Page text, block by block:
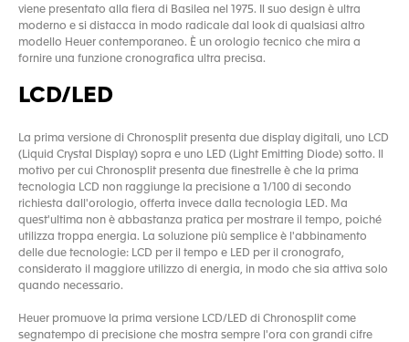
viene presentato alla fiera di Basilea nel 1975. Il suo design è ultra
moderno e si distacca in modo radicale dal look di qualsiasi altro
modello Heuer contemporaneo. È un orologio tecnico che mira a
fornire una funzione cronografica ultra precisa.
LCD/LED
La prima versione di Chronosplit presenta due display digitali, uno LCD
(Liquid Crystal Display) sopra e uno LED (Light Emitting Diode) sotto. Il
motivo per cui Chronosplit presenta due finestrelle è che la prima
tecnologia LCD non raggiunge la precisione a 1/100 di secondo
richiesta dall'orologio, offerta invece dalla tecnologia LED. Ma
quest'ultima non è abbastanza pratica per mostrare il tempo, poiché
utilizza troppa energia. La soluzione più semplice è l'abbinamento
delle due tecnologie: LCD per il tempo e LED per il cronografo,
considerato il maggiore utilizzo di energia, in modo che sia attiva solo
quando necessario.
Heuer promuove la prima versione LCD/LED di Chronosplit come
segnatempo di precisione che mostra sempre l'ora con grandi cifre